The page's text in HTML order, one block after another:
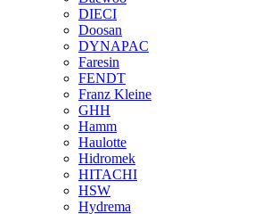
DIECI
Doosan
DYNAPAC
Faresin
FENDT
Franz Kleine
GHH
Hamm
Haulotte
Hidromek
HITACHI
HSW
Hydrema